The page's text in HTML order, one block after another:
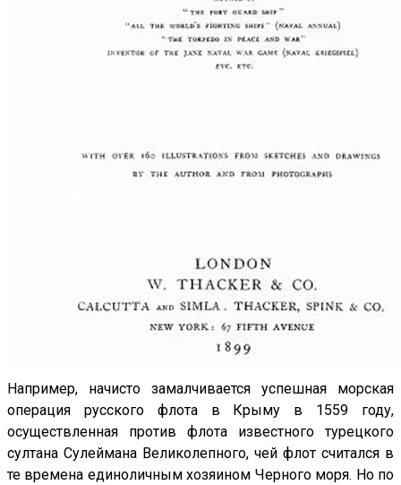
Например, начисто замалчивается успешная морская
операция русского флота в Крыму в 1559 году,
осуществленная против флота известного турецкого
султана Сулеймана Великолепного, чей флот считался в
те времена единоличным хозяином Черного моря. Но по